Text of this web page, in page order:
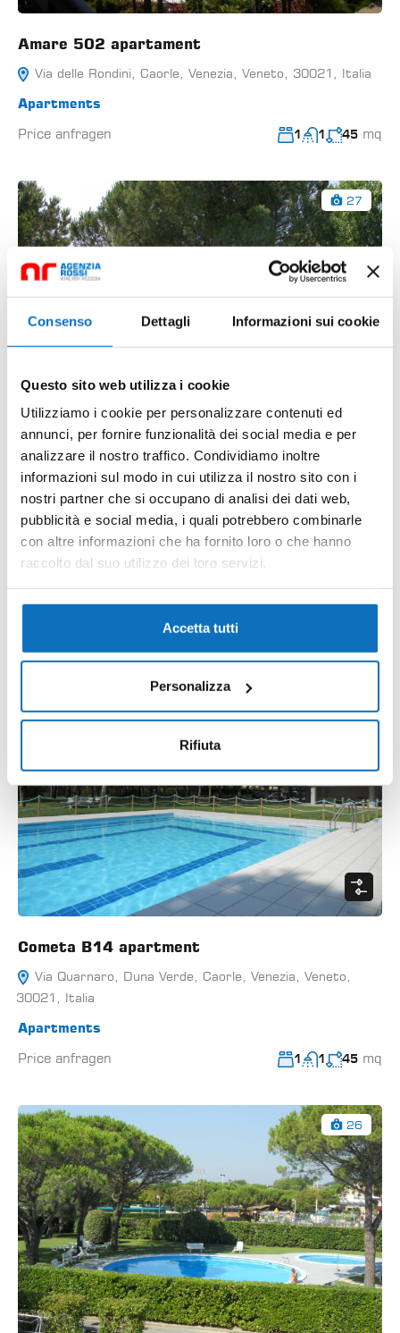
Consenso Dettagli Informazioni sui cookie
Questo sito web utilizza i cookie
Utilizziamo i cookie per personalizzare contenuti ed
annunci, per fornire funzionalità dei social media e per
analizzare il nostro traffico. Condividiamo inoltre
informazioni sul modo in cui utilizza il nostro sito con i
nostri partner che si occupano di analisi dei dati web,
pubblicità e social media, i quali potrebbero combinarle
con altre informazioni che ha fornito loro o che hanno
raccolto dal suo utilizzo dei loro servizi.
Accetta tutti
Personalizza
Rifiuta
Amare 502 apartament
Via delle Rondini, Caorle, Venezia, Veneto, 30021, Italia
Apartments
Price anfragen
1 1 45 mq
27
Betulle 1 house
Via Veglia, Duna Verde, Caorle, Venezia, Veneto, 30021,
Townhouse
36
Cometa B14 apartment
Via Quarnaro, Duna Verde, Caorle, Venezia, Veneto,
30021, Italia
Apartments
Price anfragen
1 1 45 mq
26